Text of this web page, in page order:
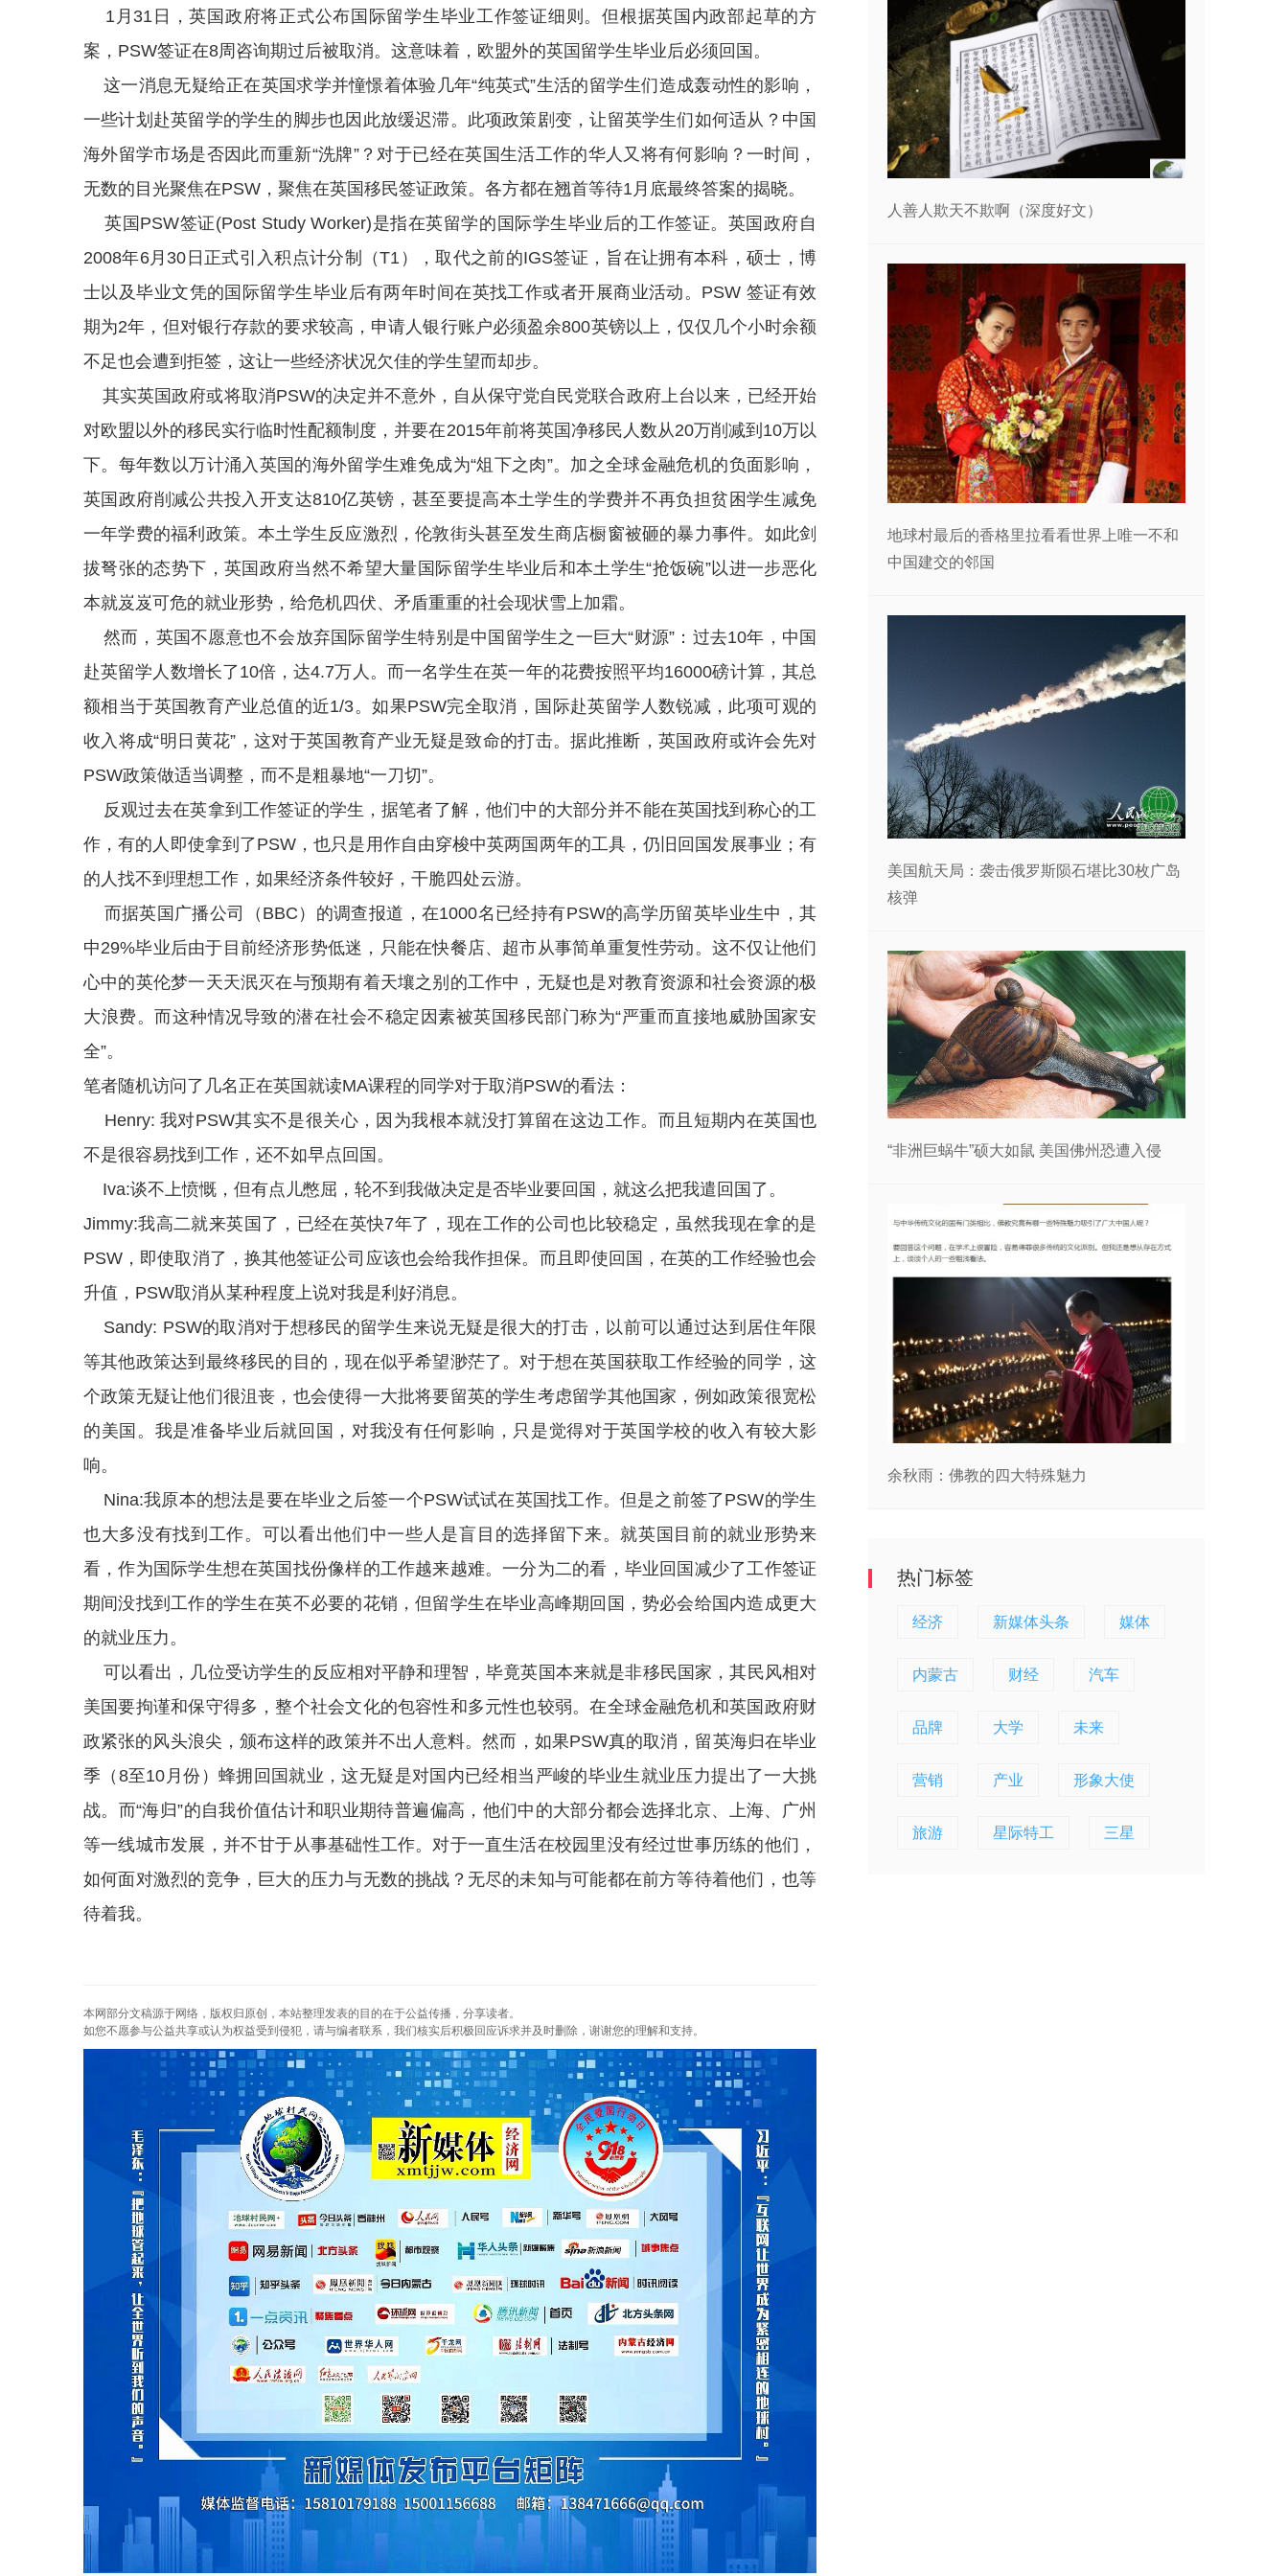
1月31日，英国政府将正式公布国际留学生毕业工作签证细则。但根据英国内政部起草的方
案，PSW签证在8周咨询期过后被取消。这意味着，欧盟外的英国留学生毕业后必须回国。
这一消息无疑给正在英国求学并憧憬着体验几年“纯英式”生活的留学生们造成轰动性的影响，
一些计划赴英留学的学生的脚步也因此放缓迟滞。此项政策剧变，让留英学生们如何适从？中国
海外留学市场是否因此而重新“洗牌”？对于已经在英国生活工作的华人又将有何影响？一时间，
无数的目光聚焦在PSW，聚焦在英国移民签证政策。各方都在翘首等待1月底最终答案的揭晓。
英国PSW签证(Post Study Worker)是指在英留学的国际学生毕业后的工作签证。英国政府自
2008年6月30日正式引入积点计分制（T1），取代之前的IGS签证，旨在让拥有本科，硕士，博
士以及毕业文凭的国际留学生毕业后有两年时间在英找工作或者开展商业活动。PSW 签证有效
期为2年，但对银行存款的要求较高，申请人银行账户必须盈余800英镑以上，仅仅几个小时余额
不足也会遭到拒签，这让一些经济状况欠佳的学生望而却步。
其实英国政府或将取消PSW的决定并不意外，自从保守党自民党联合政府上台以来，已经开始
对欧盟以外的移民实行临时性配额制度，并要在2015年前将英国净移民人数从20万削减到10万以
下。每年数以万计涌入英国的海外留学生难免成为“俎下之肉”。加之全球金融危机的负面影响，
英国政府削减公共投入开支达810亿英镑，甚至要提高本土学生的学费并不再负担贫困学生减免
一年学费的福利政策。本土学生反应激烈，伦敦街头甚至发生商店橱窗被砸的暴力事件。如此剑
拔弩张的态势下，英国政府当然不希望大量国际留学生毕业后和本土学生“抢饭碗”以进一步恶化
本就岌岌可危的就业形势，给危机四伏、矛盾重重的社会现状雪上加霜。
然而，英国不愿意也不会放弃国际留学生特别是中国留学生之一巨大“财源”：过去10年，中国
赴英留学人数增长了10倍，达4.7万人。而一名学生在英一年的花费按照平均16000磅计算，其总
额相当于英国教育产业总值的近1/3。如果PSW完全取消，国际赴英留学人数锐减，此项可观的
收入将成“明日黄花”，这对于英国教育产业无疑是致命的打击。据此推断，英国政府或许会先对
PSW政策做适当调整，而不是粗暴地“一刀切”。
反观过去在英拿到工作签证的学生，据笔者了解，他们中的大部分并不能在英国找到称心的工
作，有的人即使拿到了PSW，也只是用作自由穿梭中英两国两年的工具，仍旧回国发展事业；有
的人找不到理想工作，如果经济条件较好，干脆四处云游。
而据英国广播公司（BBC）的调查报道，在1000名已经持有PSW的高学历留英毕业生中，其
中29%毕业后由于目前经济形势低迷，只能在快餐店、超市从事简单重复性劳动。这不仅让他们
心中的英伦梦一天天泯灭在与预期有着天壤之别的工作中，无疑也是对教育资源和社会资源的极
大浪费。而这种情况导致的潜在社会不稳定因素被英国移民部门称为“严重而直接地威胁国家安
全”。
笔者随机访问了几名正在英国就读MA课程的同学对于取消PSW的看法：
Henry: 我对PSW其实不是很关心，因为我根本就没打算留在这边工作。而且短期内在英国也
不是很容易找到工作，还不如早点回国。
Iva:谈不上愤慨，但有点儿憋屈，轮不到我做决定是否毕业要回国，就这么把我遣回国了。
Jimmy:我高二就来英国了，已经在英快7年了，现在工作的公司也比较稳定，虽然我现在拿的是
PSW，即使取消了，换其他签证公司应该也会给我作担保。而且即使回国，在英的工作经验也会
升值，PSW取消从某种程度上说对我是利好消息。
Sandy: PSW的取消对于想移民的留学生来说无疑是很大的打击，以前可以通过达到居住年限
等其他政策达到最终移民的目的，现在似乎希望渺茫了。对于想在英国获取工作经验的同学，这
个政策无疑让他们很沮丧，也会使得一大批将要留英的学生考虑留学其他国家，例如政策很宽松
的美国。我是准备毕业后就回国，对我没有任何影响，只是觉得对于英国学校的收入有较大影
响。
Nina:我原本的想法是要在毕业之后签一个PSW试试在英国找工作。但是之前签了PSW的学生
也大多没有找到工作。可以看出他们中一些人是盲目的选择留下来。就英国目前的就业形势来
看，作为国际学生想在英国找份像样的工作越来越难。一分为二的看，毕业回国减少了工作签证
期间没找到工作的学生在英不必要的花销，但留学生在毕业高峰期回国，势必会给国内造成更大
的就业压力。
可以看出，几位受访学生的反应相对平静和理智，毕竟英国本来就是非移民国家，其民风相对
美国要拘谨和保守得多，整个社会文化的包容性和多元性也较弱。在全球金融危机和英国政府财
政紧张的风头浪尖，颁布这样的政策并不出人意料。然而，如果PSW真的取消，留英海归在毕业
季（8至10月份）蜂拥回国就业，这无疑是对国内已经相当严峻的毕业生就业压力提出了一大挑
战。而“海归”的自我价值估计和职业期待普遍偏高，他们中的大部分都会选择北京、上海、广州
等一线城市发展，并不甘于从事基础性工作。对于一直生活在校园里没有经过世事历练的他们，
如何面对激烈的竞争，巨大的压力与无数的挑战？无尽的未知与可能都在前方等待着他们，也等
待着我。
本网部分文稿源于网络，版权归原创，本站整理发表的目的在于公益传播，分享读者。
如您不愿参与公益共享或认为权益受到侵犯，请与编者联系，我们核实后积极回应诉求并及时删除，谢谢您的理解和支持。
人善人欺天不欺啊（深度好文）
地球村最后的香格里拉看看世界上唯一不和
中国建交的邻国
美国航天局：袭击俄罗斯陨石堪比30枚广岛
核弹
“非洲巨蜗牛”硕大如鼠 美国佛州恐遭入侵
余秋雨：佛教的四大特殊魅力
热门标签
经济 新媒体头条 媒体
内蒙古 财经 汽车
品牌 大学 未来
营销 产业 形象大使
旅游 星际特工 三星